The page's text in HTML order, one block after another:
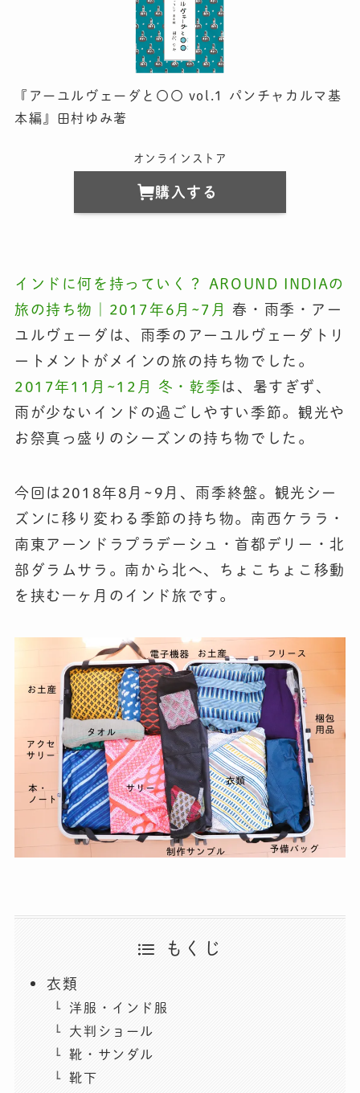
『アーユルヴェーダと〇〇 vol.1 パンチャカルマ基
本編』田村ゆみ著
オンラインストア
購入する
インドに何を持っていく？ AROUND INDIAの
旅の持ち物｜2017年6月~7月春・雨季・アー
ユルヴェーダは、雨季のアーユルヴェーダトリ
ートメントがメインの旅の持ち物でした。
2017年11月~12月 冬・乾季 は、暑すぎず、
雨が少ないインドの過ごしやすい季節。観光や
お祭真っ盛りのシーズンの持ち物でした。
今回は2018年8月~9月、雨季終盤。観光シー
ズンに移り変わる季節の持ち物。南西ケララ・
南東アーンドラプラデーシュ・首都デリー・北
部ダラムサラ。南から北へ、ちょこちょこ移動
を挟む一ヶ月のインド旅です。
もくじ
衣類
洋服・インド服
大判ショール
靴・サンダル
靴下